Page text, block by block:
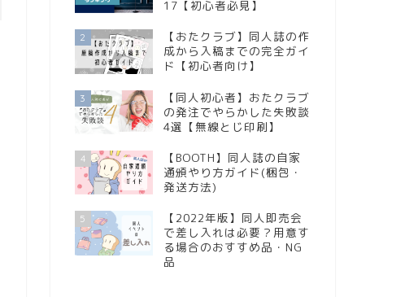
17【初心者必見】
2
【おたクラブ】同人誌の作
成から入稿までの完全ガイ
ド【初心者向け】
3
【同人初心者】おたクラブ
の発注でやらかした失敗談
4選【無線とじ印刷】
4
【BOOTH】同人誌の自家
通頒やり方ガイド(梱包・
発送方法)
5
【2022年版】同人即売会
で差し入れは必要？用意す
る場合のおすすめ品・NG
品